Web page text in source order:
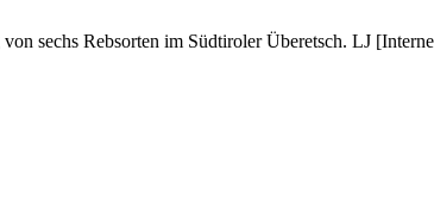
sechs Rebsorten im Südtiroler Überetsch. LJ